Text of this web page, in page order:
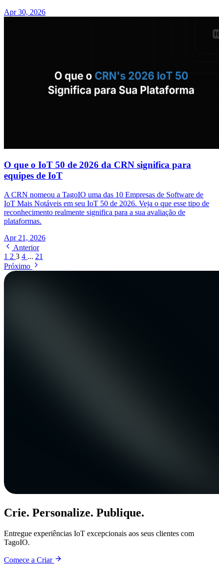
Apr 30, 2026
O que o IoT 50 de 2026 da CRN significa para
equipes de IoT
A CRN nomeou a TagoIO uma das 10 Empresas de Software de
IoT Mais Notáveis em seu IoT 50 de 2026. Veja o que esse tipo de
reconhecimento realmente significa para a sua avaliação de
plataformas.
Apr 21, 2026
Anterior
1 2 3 4 ... 21
Próximo
Crie. Personalize. Publique.
Entregue experiências IoT excepcionais aos seus clientes com
TagoIO.
Comece a Criar